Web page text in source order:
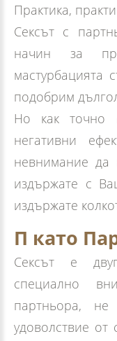
Практика,
Сексът с
начин за
подобрим
Но как точно
негативни
невнимание да
издържате с
издържате
П като
Сексът е
специално
партньора,
удоволствие